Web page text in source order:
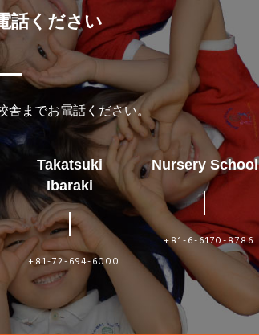
話ください
舎までお電話ください。
Takatsuki
Ibaraki
+81-72-694-6000
Nursery School
+81-6-6170-8786